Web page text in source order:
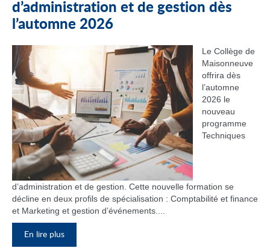
d’administration et de gestion dès
l’automne 2026
Le Collège de
Maisonneuve
offrira dès
l’automne
2026 le
nouveau
programme
Techniques
d’administration et de gestion. Cette nouvelle formation se
décline en deux profils de spécialisation : Comptabilité et finance
et Marketing et gestion d’événements....
En lire plus